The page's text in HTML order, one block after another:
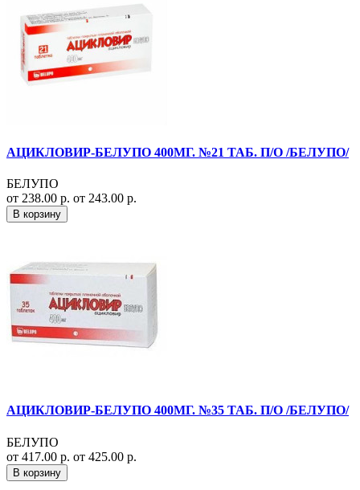
АЦИКЛОВИР-БЕЛУПО 400МГ. №21 ТАБ. П/О /БЕЛУПО/
БЕЛУПО
от 238.00 р. от 243.00 р.
В корзину
АЦИКЛОВИР-БЕЛУПО 400МГ. №35 ТАБ. П/О /БЕЛУПО/
БЕЛУПО
от 417.00 р. от 425.00 р.
В корзину